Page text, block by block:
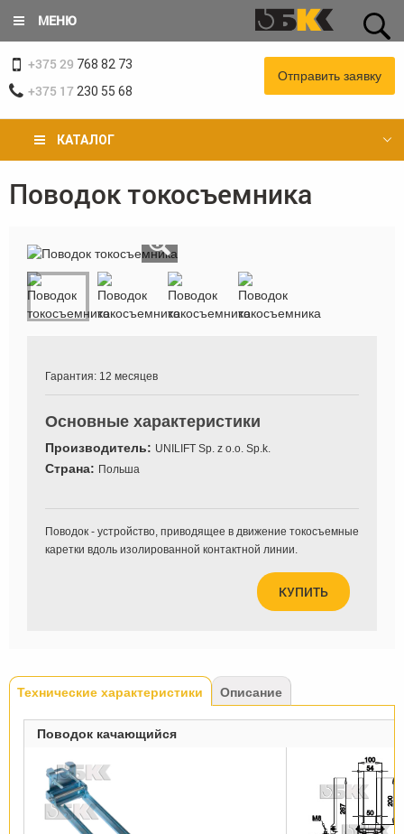
основному
содержанию
МЕНЮ
+375 29 768 82 73
+375 17 230 55 68
Отправить заявку
КАТАЛОГ
Вы
Поводок токосъемника
Гарантия: 12 месяцев
Основные характеристики
Производитель: UNILIFT Sp. z o.o. Sp.k.
Страна: Польша
КУПИТЬ
Поводок - устройство, приводящее в движение токосъемные
каретки вдоль изолированной контактной линии.
Tabs
Технические характеристики (активная
вкладка)
Описание
Поводок качающийся